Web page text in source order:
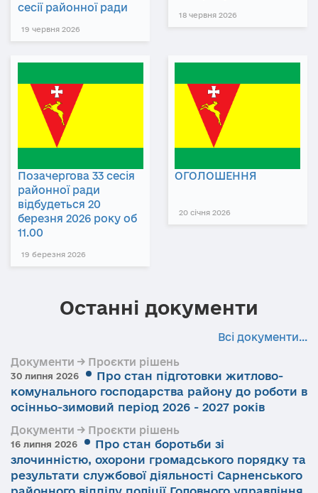
сесії районної ради
19 червня 2026
18 червня 2026
Позачергова 33 сесія
районної ради
відбудеться 20
березня 2026 року об
11.00
19 березня 2026
ОГОЛОШЕННЯ
20 січня 2026
Останні документи
Всі документи...
Документи → Проєкти рішень
30 липня 2026
Про стан підготовки житлово-
комунального господарства району до роботи в
осінньо-зимовий період 2026 - 2027 років
Документи → Проєкти рішень
16 липня 2026
Про стан боротьби зі
злочинністю, охорони громадського порядку та
результати службової діяльності Сарненського